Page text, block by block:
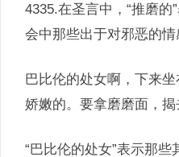
4335.在圣言中，“推磨
会中那些出于对邪恶的
巴比伦的处女啊，下来
娇嫩的。要拿磨磨面，
“巴比伦的处女”表示那